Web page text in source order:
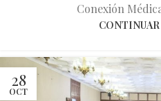
Conexión
28
OCT